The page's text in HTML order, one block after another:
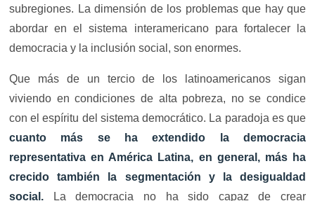
subregiones. La dimensión de los problemas que hay que
abordar en el sistema interamericano para fortalecer la
democracia y la inclusión social, son enormes.
Que más de un tercio de los latinoamericanos sigan
viviendo en condiciones de alta pobreza, no se condice
con el espíritu del sistema democrático. La paradoja es que
cuanto más se ha extendido la democracia
representativa en América Latina, en general, más ha
crecido también la segmentación y la desigualdad
social. La democracia no ha sido capaz de crear